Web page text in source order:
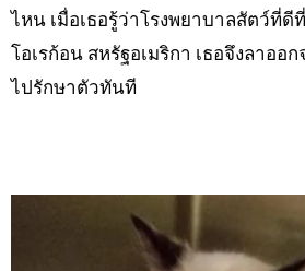
ไหน เมื่อเธอรู้ว่าโรงพยาบาลสัตว์ที่
โอเรก้อน สหรัฐอเมริกา เธอจึงลาอ
ไปรักษาตัวทันที